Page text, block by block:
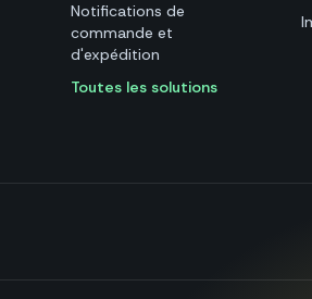
Notifications de
commande et
d'expédition
Toutes les solutions